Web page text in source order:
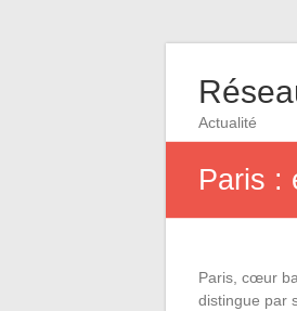
Actualité
Paris :
Paris, cœur
distingue par